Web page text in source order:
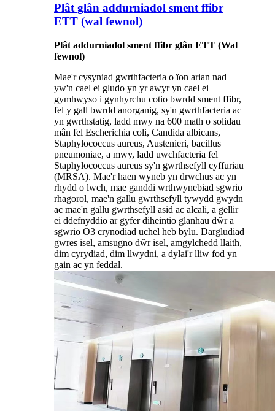
Plât glân addurniadol sment ffibr
ETT (wal fewnol)
Plât addurniadol sment ffibr glân ETT (Wal
fewnol)
Mae'r cysyniad gwrthfacteria o ïon arian nad
yw'n cael ei gludo yn yr awyr yn cael ei
gymhwyso i gynhyrchu cotio bwrdd sment ffibr,
fel y gall bwrdd anorganig, sy'n gwrthfacteria ac
yn gwrthstatig, ladd mwy na 600 math o solidau
mân fel Escherichia coli, Candida albicans,
Staphylococcus aureus, Austenieri, bacillus
pneumoniae, a mwy, ladd uwchfacteria fel
Staphylococcus aureus sy'n gwrthsefyll cyffuriau
(MRSA). Mae'r haen wyneb yn drwchus ac yn
rhydd o lwch, mae ganddi wrthwynebiad sgwrio
rhagorol, mae'n gallu gwrthsefyll tywydd gwydn
ac mae'n gallu gwrthsefyll asid ac alcali, a gellir
ei ddefnyddio ar gyfer diheintio glanhau dŵr a
sgwrio O3 crynodiad uchel heb bylu. Dargludiad
gwres isel, amsugno dŵr isel, amgylchedd llaith,
dim cyrydiad, dim llwydni, a dylai'r lliw fod yn
gain ac yn feddal.